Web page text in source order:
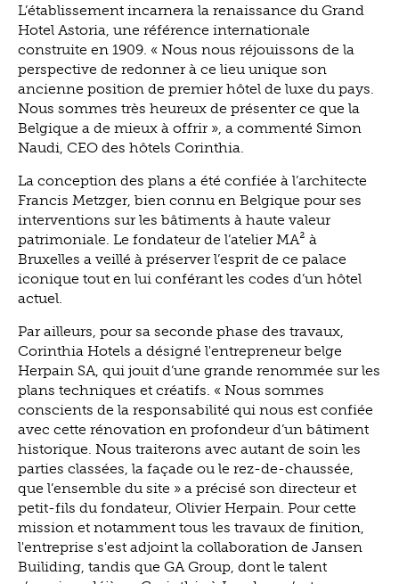
L’établissement incarnera la renaissance du Grand
Hotel Astoria, une référence internationale
construite en 1909. « Nous nous réjouissons de la
perspective de redonner à ce lieu unique son
ancienne position de premier hôtel de luxe du pays.
Nous sommes très heureux de présenter ce que la
Belgique a de mieux à offrir », a commenté Simon
Naudi, CEO des hôtels Corinthia.
La conception des plans a été confiée à l’architecte
Francis Metzger, bien connu en Belgique pour ses
interventions sur les bâtiments à haute valeur
patrimoniale. Le fondateur de l’atelier MA² à
Bruxelles a veillé à préserver l’esprit de ce palace
iconique tout en lui conférant les codes d’un hôtel
actuel.
Par ailleurs, pour sa seconde phase des travaux,
Corinthia Hotels a désigné l'entrepreneur belge
Herpain SA, qui jouit d’une grande renommée sur les
plans techniques et créatifs. « Nous sommes
conscients de la responsabilité qui nous est confiée
avec cette rénovation en profondeur d’un bâtiment
historique. Nous traiterons avec autant de soin les
parties classées, la façade ou le rez-de-chaussée,
que l’ensemble du site » a précisé son directeur et
petit-fils du fondateur, Olivier Herpain. Pour cette
mission et notamment tous les travaux de finition,
l'entreprise s'est adjoint la collaboration de Jansen
Builiding, tandis que GA Group, dont le talent